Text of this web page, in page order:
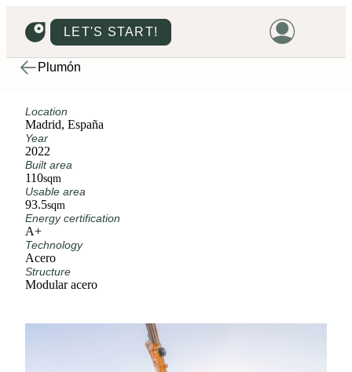
LET'S START!
Plumón
Location
Madrid, España
Year
2022
Built area
110sqm
Usable area
93.5sqm
Energy certification
A+
Technology
Acero
Structure
Modular acero